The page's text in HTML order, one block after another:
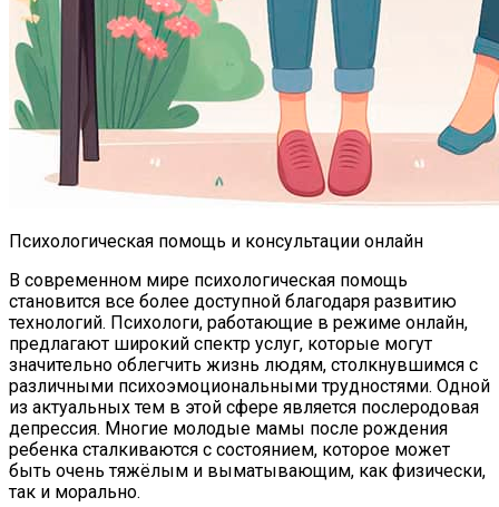
Психологическая помощь и консультации онлайн
В современном мире психологическая помощь
становится все более доступной благодаря развитию
технологий. Психологи, работающие в режиме онлайн,
предлагают широкий спектр услуг, которые могут
значительно облегчить жизнь людям, столкнувшимся с
различными психоэмоциональными трудностями. Одной
из актуальных тем в этой сфере является послеродовая
депрессия. Многие молодые мамы после рождения
ребенка сталкиваются с состоянием, которое может
быть очень тяжёлым и выматывающим, как физически,
так и морально.